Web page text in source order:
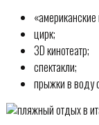
«американские
цирк;
3D кинотеатр;
спектакли;
прыжки в воду